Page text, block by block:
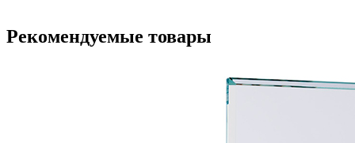
Рекомендуемые товары